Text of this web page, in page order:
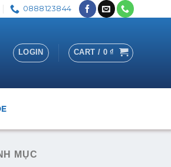
0888123844
LOGIN CART / 0₫
MỤC